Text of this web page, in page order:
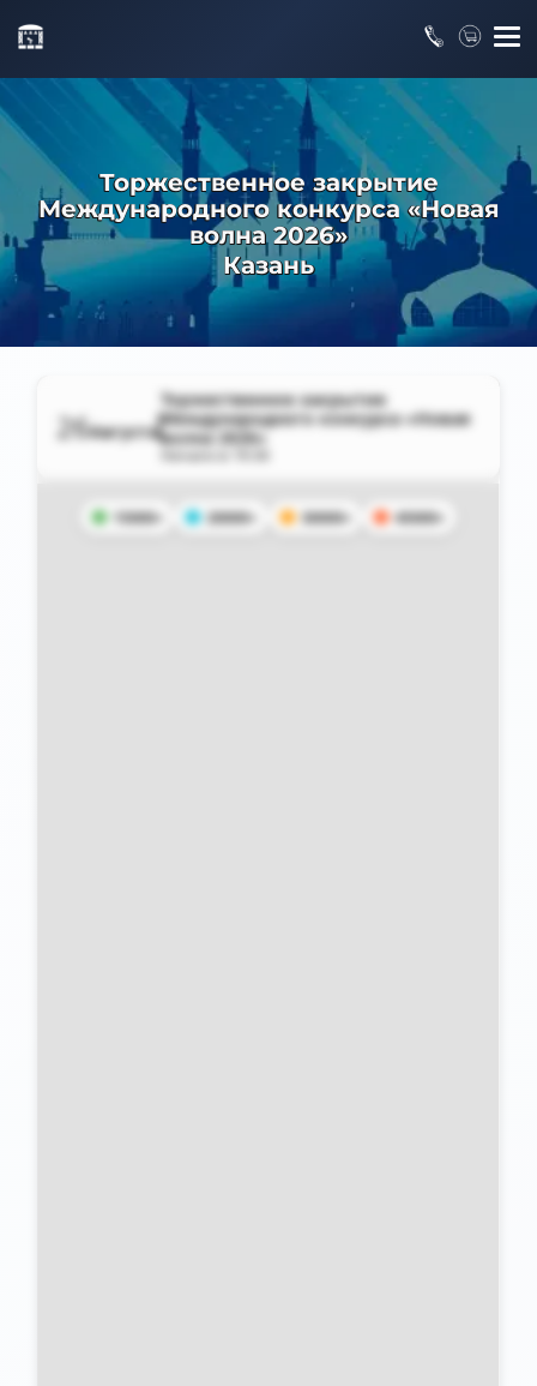
Торжественное закрытие
Международного конкурса «Новая
волна 2026»
Казань
26Августа
Торжественное закрытие
Международного конкурса «Новая
волна 2026»
15000+ 20000+ 30000+ 45000+